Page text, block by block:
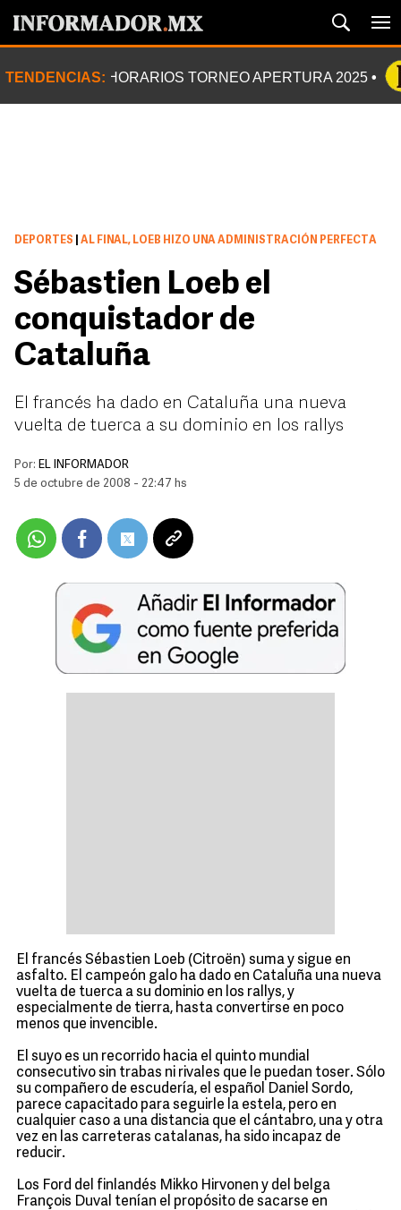
TENDENCIAS: HORARIOS TORNEO APERTURA 2025
DEPORTES AL FINAL, LOEB HIZO UNA ADMINISTRACIÓN PERFECTA
Sébastien Loeb el
conquistador de
Cataluña
El francés ha dado en Cataluña una nueva
vuelta de tuerca a su dominio en los rallys
Por: EL INFORMADOR
5 de octubre de 2008 - 22:47 hs
El francés Sébastien Loeb (Citroën) suma y sigue en
asfalto. El campeón galo ha dado en Cataluña una nueva
vuelta de tuerca a su dominio en los rallys, y
especialmente de tierra, hasta convertirse en poco
menos que invencible.
El suyo es un recorrido hacia el quinto mundial
consecutivo sin trabas ni rivales que le puedan toser. Sólo
su compañero de escudería, el español Daniel Sordo,
parece capacitado para seguirle la estela, pero en
cualquier caso a una distancia que el cántabro, una y otra
vez en las carreteras catalanas, ha sido incapaz de
reducir.
Los Ford del finlandés Mikko Hirvonen y del belga
François Duval tenían el propósito de sacarse en